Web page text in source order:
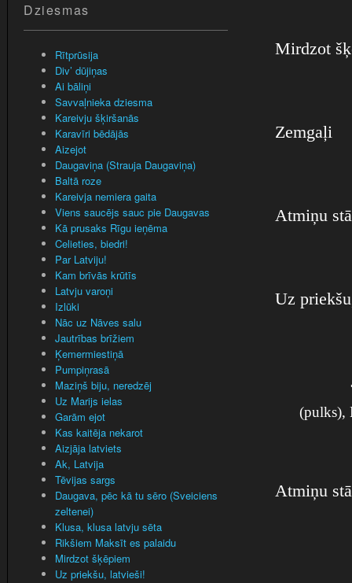
Dziesmas
Rītprūsija
Div’ dūjiņas
Ai bāliņi
Savvaļnieka dziesma
Kareivju šķiršanās
Karavīri bēdājās
Aizejot
Daugaviņa (Strauja Daugaviņa)
Baltā roze
Kareivja nemiera gaita
Viens saucējs sauc pie Daugavas
Kā prusaks Rīgu ieņēma
Celieties, biedri!
Par Latviju!
Kam brīvās krūtīs
Latvju varoņi
Izlūki
Nāc uz Nāves salu
Jautrības brīžiem
Ķemermiestiņā
Pumpiņrasā
Maziņš biju, neredzēj
Uz Marijs ielas
Garām ejot
Kas kaitēja nekarot
Aizjāja latviets
Ak, Latvija
Tēvijas sargs
Daugava, pēc kā tu sēro (Sveiciens
zeltenei)
Klusa, klusa latvju sēta
Rikšiem Maksīt es palaidu
Mirdzot šķēpiem
Uz priekšu, latvieši!
Mirdzot
Zemgaļi
Atmiņu
Uz
(pulks),
Atmiņu